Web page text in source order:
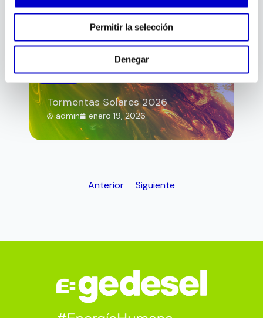
Permitir la selección
Denegar
Energía
Tormentas Solares 2026
admin enero 19, 2026
Anterior Siguiente